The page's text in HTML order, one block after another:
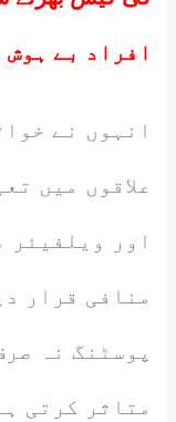
افراد بے ہوش
انہوں نے
علاقوں میں
اور ویلفیئر
منافی قرار
پوسٹنگ نہ
متاثر کرتی